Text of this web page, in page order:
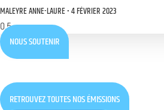
MALEYRE ANNE-LAURE 4 FÉVRIER 2023
NOUS SOUTENIR
RETROUVEZ TOUTES NOS ÉMISSIONS